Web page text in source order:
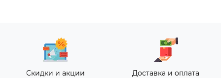
Скидки и акции Доставка и оплата